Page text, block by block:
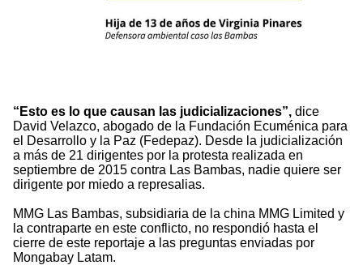
“Esto es lo que causan las judicializaciones”, dice
David Velazco, abogado de la Fundación Ecuménica para
el Desarrollo y la Paz (Fedepaz). Desde la judicialización
a más de 21 dirigentes por la protesta realizada en
septiembre de 2015 contra Las Bambas, nadie quiere ser
dirigente por miedo a represalias.
MMG Las Bambas, subsidiaria de la china MMG Limited y
la contraparte en este conflicto, no respondió hasta el
cierre de este reportaje a las preguntas enviadas por
Mongabay Latam.